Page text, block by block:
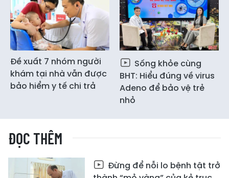
Đề xuất 7 nhóm người
khám tại nhà vẫn được
bảo hiểm y tế chi trả
Sống khỏe cùng
BHT: Hiểu đúng về virus
Adeno để bảo vệ trẻ
nhỏ
ĐỌC THÊM
Đừng để nỗi lo bệnh tật trở